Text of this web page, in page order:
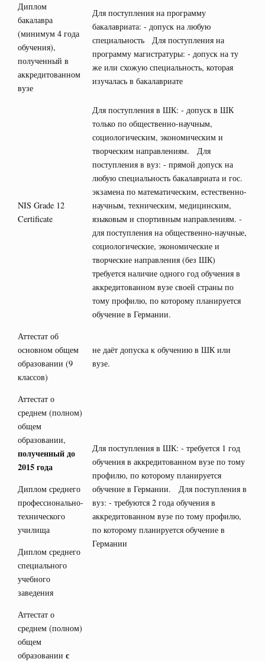
Диплом
бакалавра
(минимум 4 года
обучения),
полученный в
аккредитованном
вузе
Для поступления на программу
бакалавриата: - допуск на любую
специальность Для поступления на
программу магистратуры: - допуск на ту
же или схожую специальность, которая
изучалась в бакалавриате
NIS Grade 12
Certificate
Для поступления в ШК: - допуск в ШК
только по общественно-научным,
социологическим, экономическим и
творческим направлениям. Для
поступления в вуз: - прямой допуск на
любую специальность бакалавриата и гос.
экзамена по математическим, естественно-
научным, техническим, медицинским,
языковым и спортивным направлениям. -
для поступления на общественно-научные,
социологические, экономические и
творческие направления (без ШК)
требуется наличие одного год обучения в
аккредитованном вузе своей страны по
тому профилю, по которому планируется
обучение в Германии.
Аттестат об
основном общем
образовании (9
классов)
не даёт допуска к обучению в ШК или
вузе.
Аттестат о
среднем (полном)
общем
образовании,
полученный до
2015 года
Для поступления в ШК: - требуется 1 год
обучения в аккредитованном вузе по тому
профилю, по которому планируется
обучение в Германии. Для поступления в
вуз: - требуются 2 года обучения в
аккредитованном вузе по тому профилю,
по которому планируется обучение в
Германии
Диплом среднего
профессионально-
технического
училища
Диплом среднего
специального
учебного
заведения
Аттестат о
среднем (полном)
общем
образовании с